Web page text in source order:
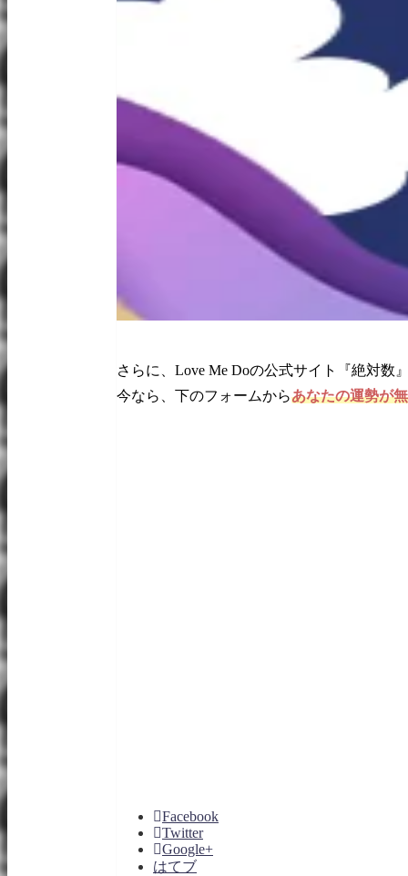
さらに、Love Me Doの公式サイト『絶対数
今なら、下のフォームからあなたの運勢が
Facebook
Twitter
Google+
はてブ